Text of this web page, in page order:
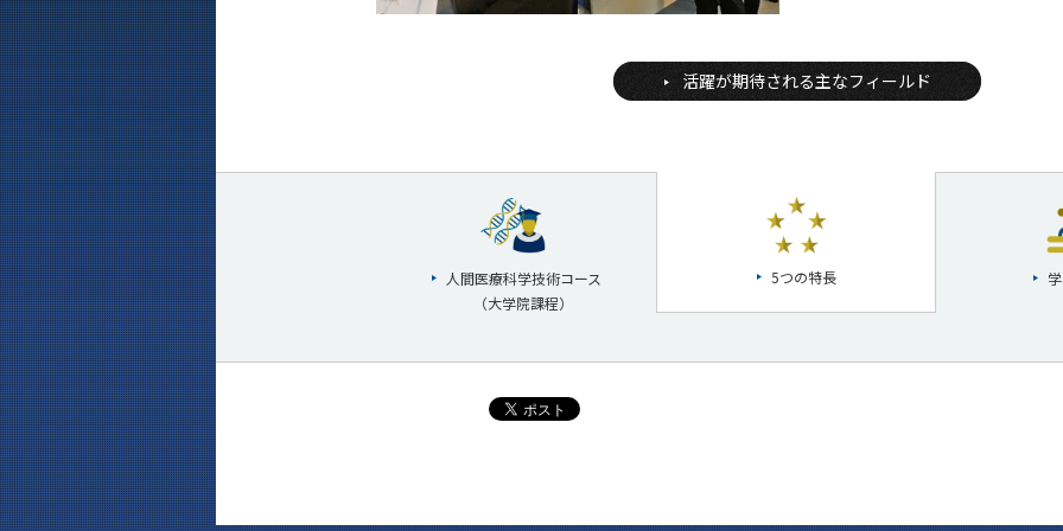
活躍が期待される主なフィールド
人間医療科学技術コース
（大学院課程）
5つの特長